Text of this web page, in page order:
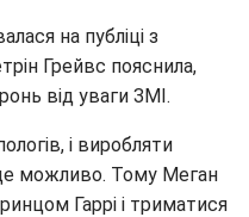
на публіці з
Грейвс пояснила,
від уваги ЗМІ.
і виробляти
можливо. Тому Меган
Гаррі і триматися